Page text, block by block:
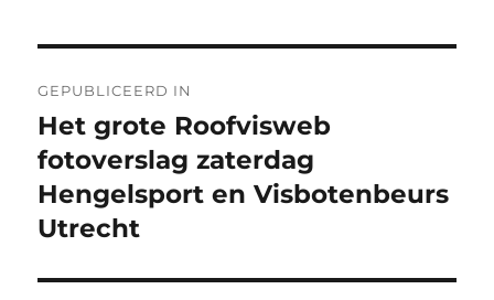
navigatie
GEPUBLICEERD IN
Het grote Roofvisweb
fotoverslag zaterdag
Hengelsport en Visbotenbeurs
Utrecht